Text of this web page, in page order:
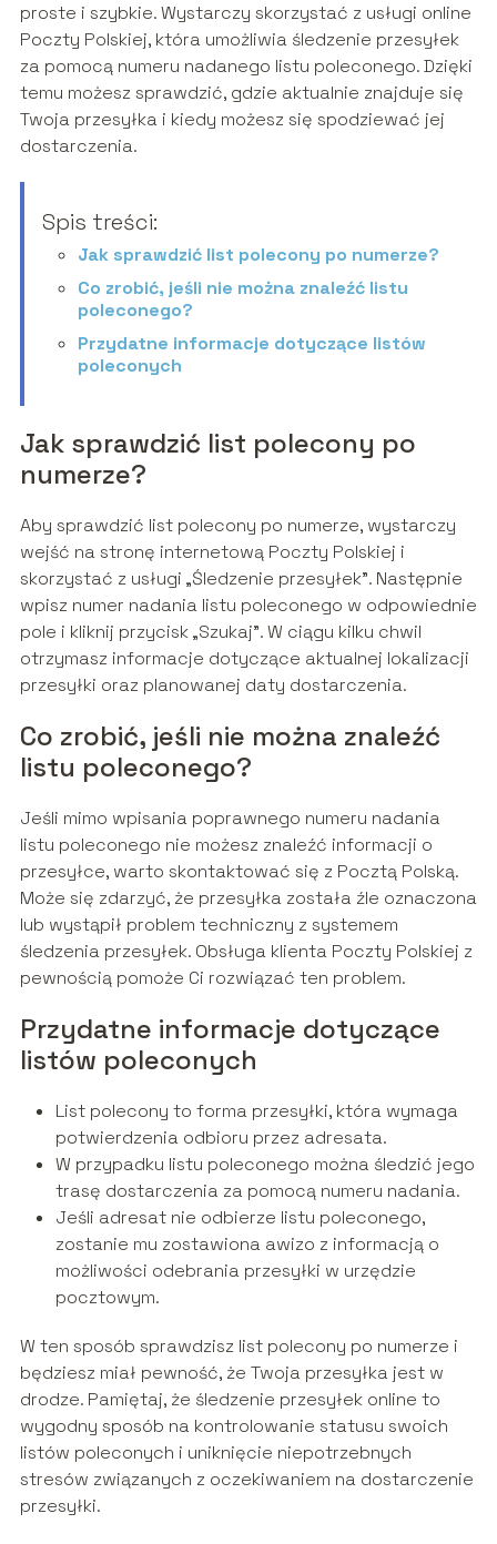
proste i szybkie. Wystarczy skorzystać z usługi online
Poczty Polskiej, która umożliwia śledzenie przesyłek
za pomocą numeru nadanego listu poleconego. Dzięki
temu możesz sprawdzić, gdzie aktualnie znajduje się
Twoja przesyłka i kiedy możesz się spodziewać jej
dostarczenia.
Spis treści:
Jak sprawdzić list polecony po numerze?
Co zrobić, jeśli nie można znaleźć listu
poleconego?
Przydatne informacje dotyczące listów
poleconych
Jak sprawdzić list polecony po
numerze?
Aby sprawdzić list polecony po numerze, wystarczy
wejść na stronę internetową Poczty Polskiej i
skorzystać z usługi „Śledzenie przesyłek”. Następnie
wpisz numer nadania listu poleconego w odpowiednie
pole i kliknij przycisk „Szukaj”. W ciągu kilku chwil
otrzymasz informacje dotyczące aktualnej lokalizacji
przesyłki oraz planowanej daty dostarczenia.
Co zrobić, jeśli nie można znaleźć
listu poleconego?
Jeśli mimo wpisania poprawnego numeru nadania
listu poleconego nie możesz znaleźć informacji o
przesyłce, warto skontaktować się z Pocztą Polską.
Może się zdarzyć, że przesyłka została źle oznaczona
lub wystąpił problem techniczny z systemem
śledzenia przesyłek. Obsługa klienta Poczty Polskiej z
pewnością pomoże Ci rozwiązać ten problem.
Przydatne informacje dotyczące
listów poleconych
List polecony to forma przesyłki, która wymaga
potwierdzenia odbioru przez adresata.
W przypadku listu poleconego można śledzić jego
trasę dostarczenia za pomocą numeru nadania.
Jeśli adresat nie odbierze listu poleconego,
zostanie mu zostawiona awizo z informacją o
możliwości odebrania przesyłki w urzędzie
pocztowym.
W ten sposób sprawdzisz list polecony po numerze i
będziesz miał pewność, że Twoja przesyłka jest w
drodze. Pamiętaj, że śledzenie przesyłek online to
wygodny sposób na kontrolowanie statusu swoich
listów poleconych i uniknięcie niepotrzebnych
stresów związanych z oczekiwaniem na dostarczenie
przesyłki.